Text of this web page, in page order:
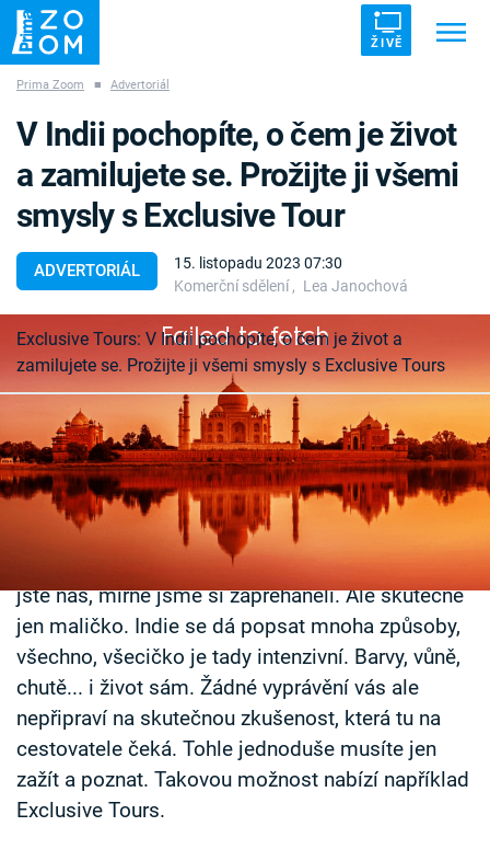
ŽIVĚ
ZÁHADY VETŘELCI DÁVNOVĚKU
Témata
Témata
Pořady
TV Program
Časopis
Sledujte prima+
Přihlášení
Sledujte nás
Prima Zoom ■ Advertoriál
ADVERTORIÁL
15. listopadu 2023 07:30
Komerční sdělení , Lea Janochová
V Indii pochopíte, o čem je život
a zamilujete se. Prožijte ji všemi
smysly s Exclusive Tour
Failed to fetch
Exclusive Tours: V Indii pochopíte, o čem je život a
zamilujete se. Prožijte ji všemi smysly s Exclusive Tours
Pokud bychom měli dát radu člověku, který se
chystá do Indie, zněla by asi takhle: Nejpozději
po návratu nezapomeňte zavřít pusu, protože tady
vám spadne brada. Důvodů je asi tak jeden a půl
miliardy, stejně jako tu žije lidí. Dobře, přistihli
jste nás, mírně jsme si zapřeháněli. Ale skutečně
jen maličko. Indie se dá popsat mnoha způsoby,
všechno, všecičko je tady intenzivní. Barvy, vůně,
chutě... i život sám. Žádné vyprávění vás ale
nepřipraví na skutečnou zkušenost, která tu na
cestovatele čeká. Tohle jednoduše musíte jen
zažít a poznat. Takovou možnost nabízí například
Exclusive Tours.